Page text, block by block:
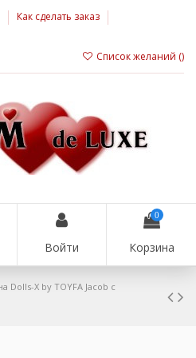
Как сделать заказ
Список желаний ()
Войти
0
Корзина
Dolls-X by TOYFA Jacob с